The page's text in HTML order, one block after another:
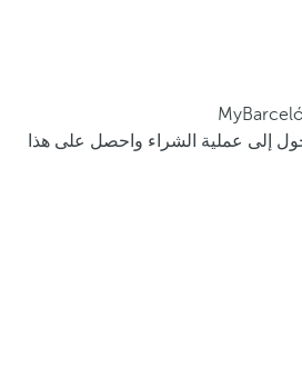
إلى عملية الشراء واحصل على هذا